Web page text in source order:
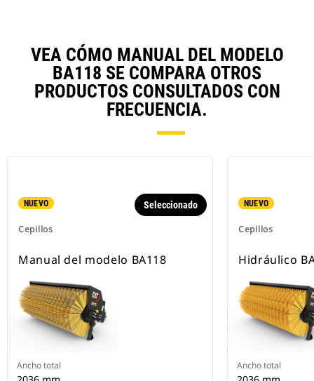
VEA CÓMO MANUAL DEL MODELO
BA118 SE COMPARA OTROS
PRODUCTOS CONSULTADOS CON
FRECUENCIA.
NUEVO
Cepillos
Seleccionado
Manual del modelo BA118
Ancho total
NUEVO
Cepillos
Hidráulico
Ancho total